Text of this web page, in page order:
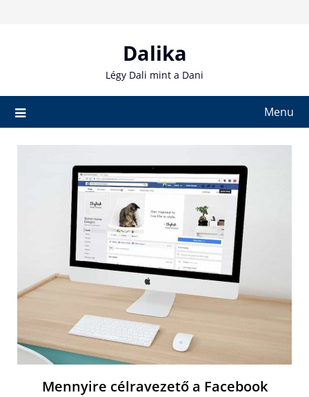
Dalika
Légy Dali mint a Dani
Menu
Mennyire célravezető a Facebook